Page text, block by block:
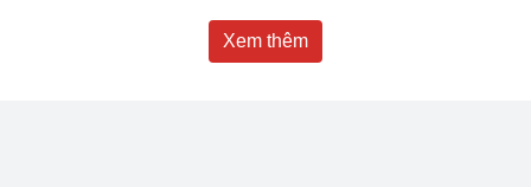
Xem thêm